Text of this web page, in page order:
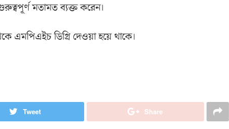
মতামত ব্যক্ত করেন।
এমপিএইচ ডিগ্রি দেওয়া হয়ে থাকে।
Tweet Share